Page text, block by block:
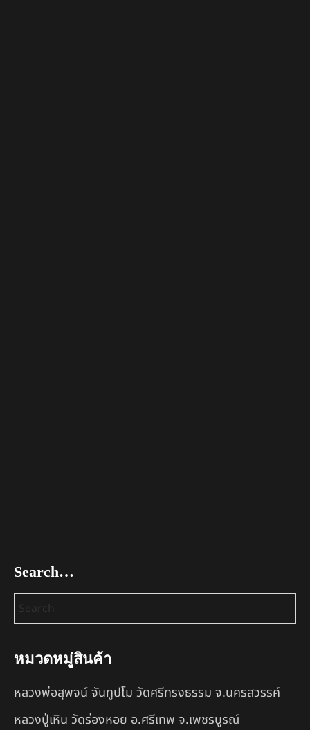
Search…
หมวดหมู่สินค้า
หลวงพ่อสุพจน์ จันทูปโม วัดศรีทรงธรรม จ.นครสวรรค์
หลวงปู่เหิน วัดร่องหอย อ.ศรีเทพ จ.เพชรบูรณ์